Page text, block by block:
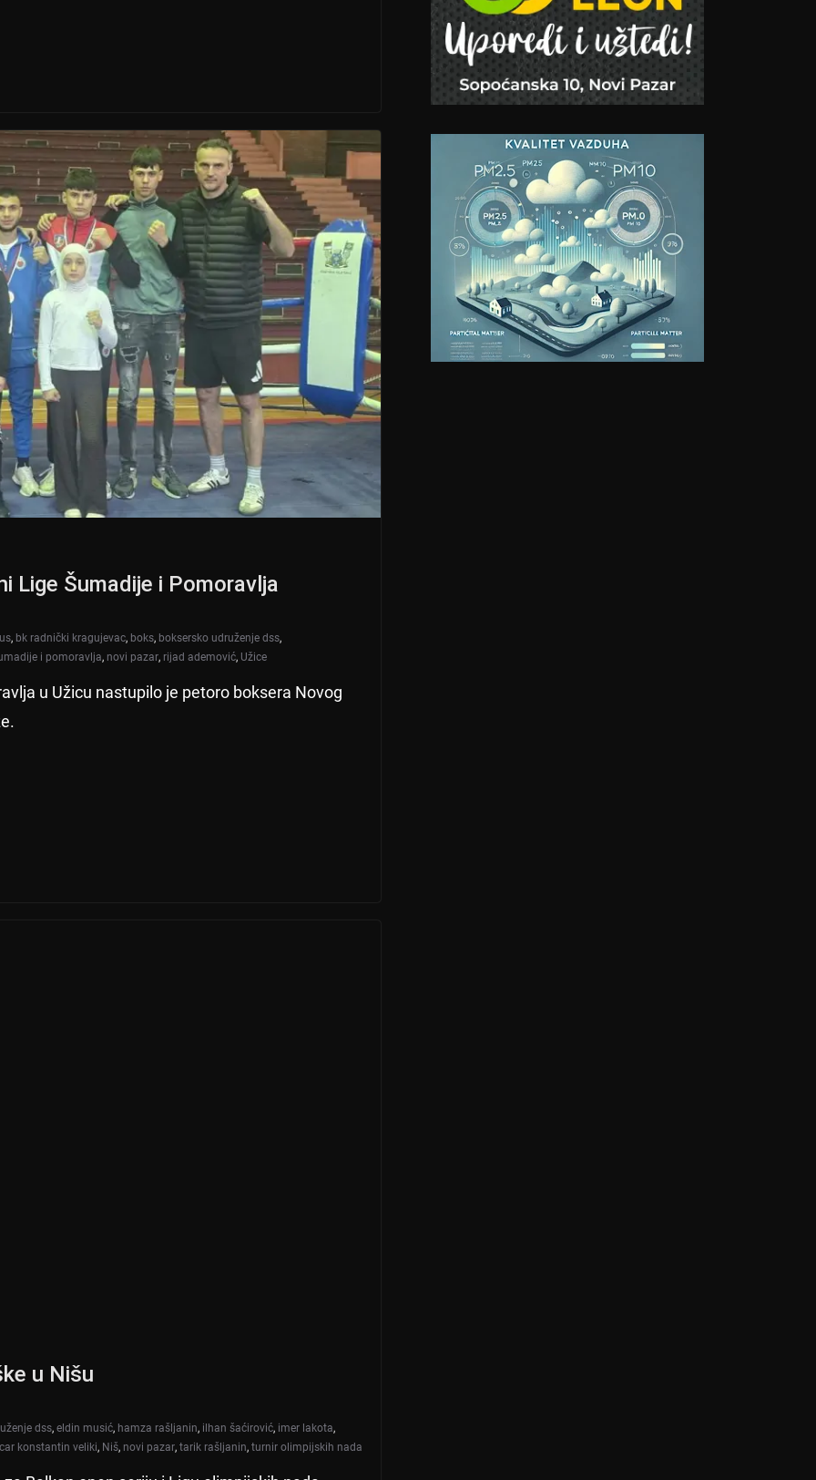
Lige Šumadije i Pomoravlja
, bk radnički kragujevac, boks, boksersko udruženje dss,
i pomoravlja, novi pazar, rijad ademović, Užice
u Užicu nastupilo je petoro boksera Novog
u Nišu
dss, eldin musić, hamza rašljanin, ilhan šaćirović, imer lakota,
konstantin veliki, Niš, novi pazar, tarik rašljanin, turnir olimpijskih nada